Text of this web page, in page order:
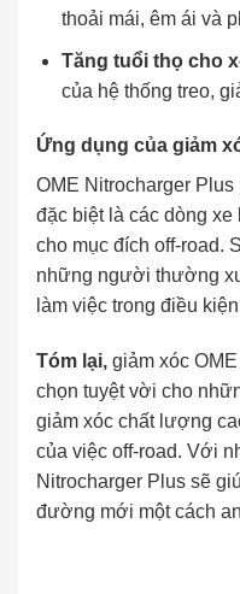
thoải mái, êm ái và
Tăng tuổi thọ cho
của hệ thống treo,
Ứng dụng của giảm
OME Nitrocharger
đặc biệt là các dòng
cho mục đích off-road.
những người thường
làm việc trong điều
Tóm lại, giảm xóc
chọn tuyệt vời cho
giảm xóc chất lượng
của việc off-road. Với
Nitrocharger Plus sẽ
đường mới một cách